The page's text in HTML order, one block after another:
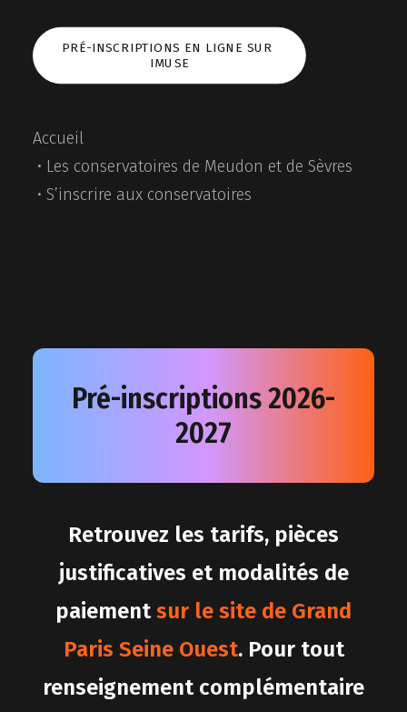
PRÉ-INSCRIPTIONS EN LIGNE SUR
IMUSE
Accueil
Les conservatoires de Meudon et de Sèvres
S’inscrire aux conservatoires
Pré-inscriptions 2026-
2027
Retrouvez les tarifs, pièces
justificatives et modalités de
paiementsur le site de Grand
Paris Seine Ouest. Pour tout
renseignement complémentaire